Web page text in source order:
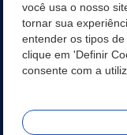
APLICATIVO
SECRETARIAS
você usa o nosso
tornar sua
entender os tipos
clique em 'Definir
consente com a